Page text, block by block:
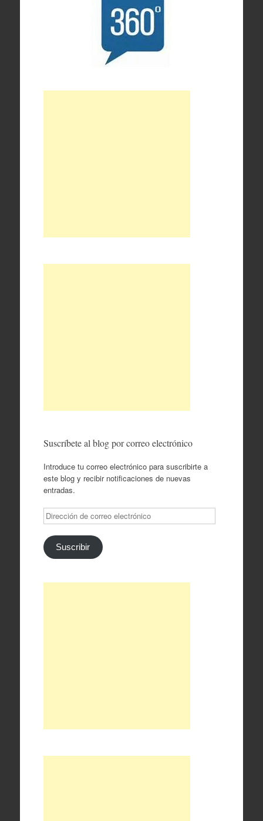
Suscríbete al blog por correo electrónico
Introduce tu correo electrónico para suscribirte a
este blog y recibir notificaciones de nuevas
entradas.
Dirección
de
correo
electrónico
Suscribir